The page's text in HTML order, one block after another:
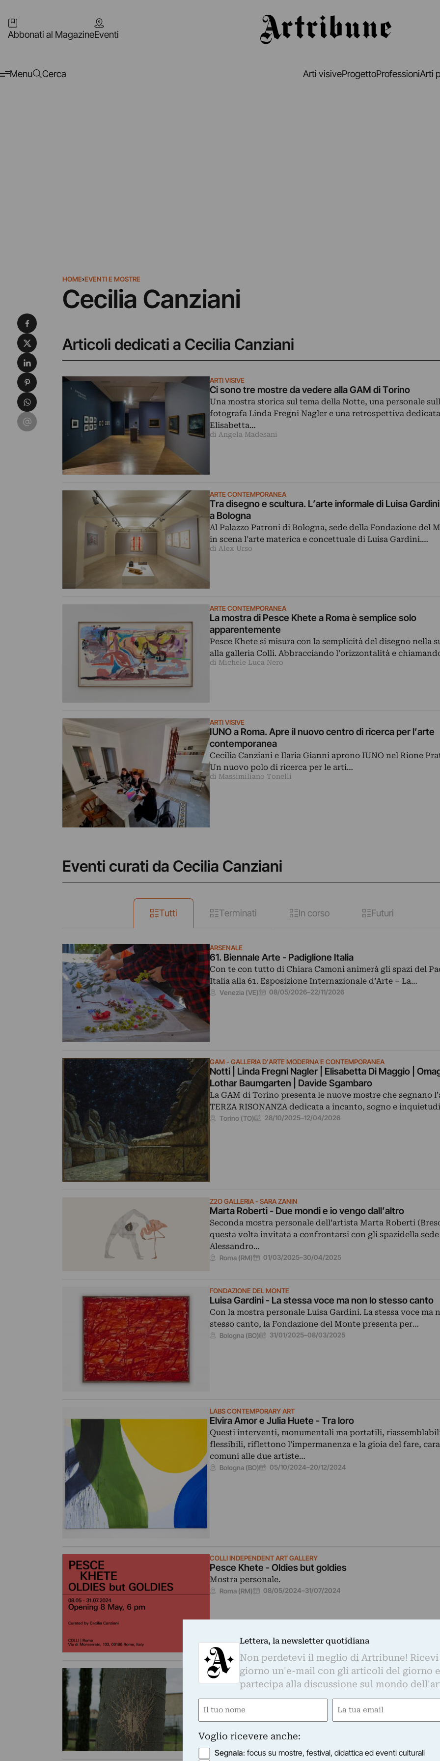
Abbonati al MagazineEventi
Menu Cerca Arti visiveProgettoProfessioniArti
HOME›EVENTI E MOSTRE
Cecilia Canziani
Articoli dedicati a Cecilia Canziani
ARTI VISIVE
Ci sono tre mostre da vedere alla GAM di Torino
Una mostra storica sul tema della Notte, una personale
fotografa Linda Fregni Nagler e una retrospettiva
Elisabetta…
di Angela Madesani
ARTE CONTEMPORANEA
Tra disegno e scultura. L’arte informale di Luisa
a Bologna
Al Palazzo Patroni di Bologna, sede della Fondazione del
in scena l'arte materica e concettuale di Luisa Gardini.…
di Alex Urso
ARTE CONTEMPORANEA
La mostra di Pesce Khete a Roma è semplice solo
apparentemente
Pesce Khete si misura con la semplicità del disegno nella
alla galleria Colli. Abbracciando l’orizzontalità e
di Michele Luca Nero
ARTI VISIVE
IUNO a Roma. Apre il nuovo centro di ricerca per l’arte
contemporanea
Cecilia Canziani e Ilaria Gianni aprono IUNO nel Rione
Un nuovo polo di ricerca per le arti…
di Massimiliano Tonelli
Eventi curati da Cecilia Canziani
Tutti Terminati In corso Futuri
ARSENALE
61. Biennale Arte - Padiglione Italia
Con te con tutto di Chiara Camoni animerà gli spazi del
Italia alla 61. Esposizione Internazionale d’Arte – La…
Venezia (VE) 08/05/2026–22/11/2026
GAM - GALLERIA D'ARTE MODERNA E CONTEMPORANEA
Notti | Linda Fregni Nagler | Elisabetta Di Maggio |
Lothar Baumgarten | Davide Sgambaro
La GAM di Torino presenta le nuove mostre che segnano
TERZA RISONANZA dedicata a incanto, sogno e
Torino (TO) 28/10/2025–12/04/2026
Z2O GALLERIA - SARA ZANIN
Marta Roberti - Due mondi e io vengo dall’altro
Seconda mostra personale dell’artista Marta Roberti
questa volta invitata a confrontarsi con gli spazidella
Alessandro…
Roma (RM) 01/03/2025–30/04/2025
FONDAZIONE DEL MONTE
Luisa Gardini - La stessa voce ma non lo stesso canto
Con la mostra personale Luisa Gardini. La stessa voce ma
stesso canto, la Fondazione del Monte presenta per…
Bologna (BO) 31/01/2025–08/03/2025
LABS CONTEMPORARY ART
Elvira Amor e Julia Huete - Tra loro
Questi interventi, monumentali ma portatili,
flessibili, riflettono l’impermanenza e la gioia del fare,
comuni alle due artiste…
Bologna (BO) 05/10/2024–20/12/2024
COLLI INDEPENDENT ART GALLERY
Pesce Khete - Oldies but goldies
Mostra personale.
Roma (RM) 08/05/2024–31/07/2024
VILLA ROMANA
Memories in Stone: a Screening
della memoria, analizzando la relazione degli artisti
Condividi su Facebook
Condividi su X
Condividi su LinkedIn
Condividi su Pinterest
Condividi su WhatsApp
Condividi su Email
Lettera, la newsletter quotidiana
Non perdetevi il meglio di Artribune! Ricevi
giorno un'e-mail con gli articoli del giorno e
partecipa alla discussione sul mondo
Nome
Email
Voglio ricevere anche:
Segnala: focus su mostre, festival, didattica ed eventi culturali